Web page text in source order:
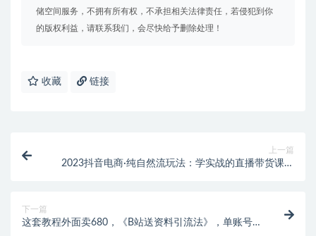
储空间服务，不拥有所有权，不承担相关法律责任，若侵犯到你
的版权利益，请联系我们，会尽快给予删除处理！
收藏 链接
上一篇
2023抖音电商·纯自然流玩法：学实战的直播带货课，
下一篇
这套教程外面卖680，《B站送资料引流法》，单账号